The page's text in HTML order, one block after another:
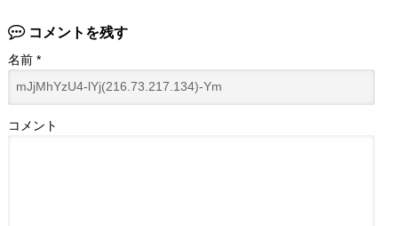
コメントを残す
名前 *
コメント